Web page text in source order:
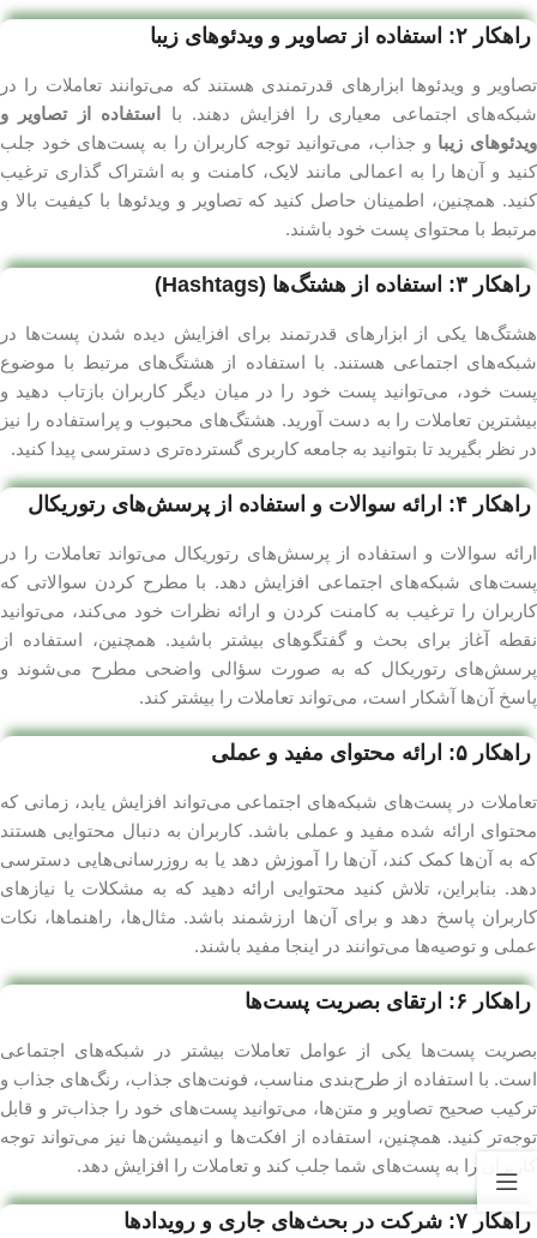
راهکار ۲: استفاده از تصاویر و ویدئوهای زیبا
تصاویر و ویدئوها ابزارهای قدرتمندی هستند که می‌توانند تعاملات را در
شبکه‌های اجتماعی معیاری را افزایش دهند. با
استفاده از تصاویر و
ویدئوهای زیبا و جذاب، می‌توانید توجه کاربران را به پست‌های خود جلب
کنید و آن‌ها را به اعمالی مانند لایک، کامنت و به اشتراک گذاری ترغیب
کنید. همچنین، اطمینان حاصل کنید که تصاویر و ویدئوها با کیفیت بالا و
مرتبط با محتوای پست خود باشند.
راهکار ۳: استفاده از هشتگ‌ها (Hashtags)
هشتگ‌ها یکی از ابزارهای قدرتمند برای افزایش دیده شدن پست‌ها در
شبکه‌های اجتماعی هستند. با استفاده از هشتگ‌های مرتبط با موضوع
پست خود، می‌توانید پست خود را در میان دیگر کاربران بازتاب دهید و
بیشترین تعاملات را به دست آورید. هشتگ‌های محبوب و پراستفاده را نیز
در نظر بگیرید تا بتوانید به جامعه کاربری گسترده‌تری دسترسی پیدا کنید.
راهکار ۴: ارائه سوالات و استفاده از پرسش‌های رتوریکال
ارائه سوالات و استفاده از پرسش‌های رتوریکال می‌تواند تعاملات را در
پست‌های شبکه‌های اجتماعی افزایش دهد. با مطرح کردن سوالاتی که
کاربران را ترغیب به کامنت کردن و ارائه نظرات خود می‌کند، می‌توانید
نقطه آغاز برای بحث و گفتگوهای بیشتر باشید. همچنین، استفاده از
پرسش‌های رتوریکال که به صورت سؤالی واضحی مطرح می‌شوند و
پاسخ آن‌ها آشکار است، می‌تواند تعاملات را بیشتر کند.
راهکار ۵: ارائه محتوای مفید و عملی
تعاملات در پست‌های شبکه‌های اجتماعی می‌تواند افزایش یابد، زمانی که
محتوای ارائه شده مفید و عملی باشد. کاربران به دنبال محتوایی هستند
که به آن‌ها کمک کند، آن‌ها را آموزش دهد یا به روزرسانی‌هایی دسترسی
دهد. بنابراین، تلاش کنید محتوایی ارائه دهید که به مشکلات یا نیازهای
کاربران پاسخ دهد و برای آن‌ها ارزشمند باشد. مثال‌ها، راهنماها، نکات
عملی و توصیه‌ها می‌توانند در اینجا مفید باشند.
راهکار ۶: ارتقای بصریت پست‌ها
بصریت پست‌ها یکی از عوامل تعاملات بیشتر در شبکه‌های اجتماعی
است. با استفاده از طرح‌بندی مناسب، فونت‌های جذاب، رنگ‌های جذاب و
ترکیب صحیح تصاویر و متن‌ها، می‌توانید پست‌های خود را جذاب‌تر و قابل
توجه‌تر کنید. همچنین، استفاده از افکت‌ها و انیمیشن‌ها نیز می‌تواند توجه
کاربران را به پست‌های شما جلب کند و تعاملات را افزایش دهد.
راهکار ۷: شرکت در بحث‌های جاری و رویدادها